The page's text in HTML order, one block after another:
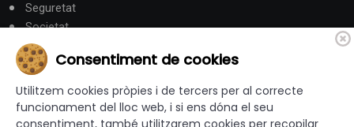
Seguretat
Societat
Turisme
Altres Canals
Consentiment de cookies
Utilitzem cookies pròpies i de tercers per al correcte
funcionament del lloc web, i si ens dóna el seu
consentiment, també utilitzarem cookies per recopilar